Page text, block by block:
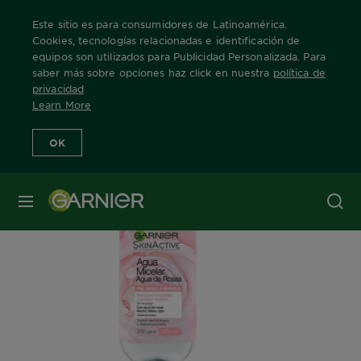
Este sitio es para consumidores de Latinoamérica.
Cookies, tecnologías relacionadas e identificación de
equipos son utilizados para Publicidad Personalizada. Para
saber más sobre opciones haz click en nuestra política de
privacidad
Learn More
OK
MENÚ
Home Skin Active